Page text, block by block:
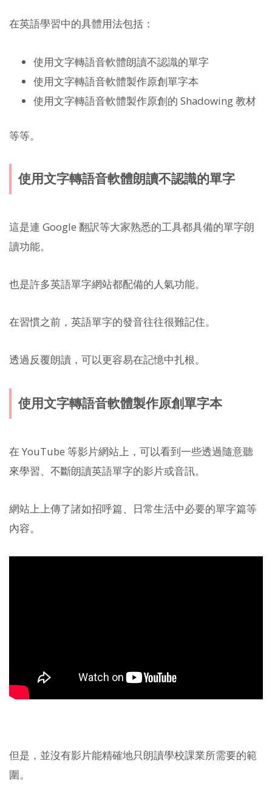
在英語學習中的具體用法包括：
使用文字轉語音軟體朗讀不認識的單字
使用文字轉語音軟體製作原創單字本
使用文字轉語音軟體製作原創的 Shadowing 教材
等等。
使用文字轉語音軟體朗讀不認識的單字
這是連 Google 翻訳等大家熟悉的工具都具備的單字朗
讀功能。
也是許多英語單字網站都配備的人氣功能。
在習慣之前，英語單字的發音往往很難記住。
透過反覆朗讀，可以更容易在記憶中扎根。
使用文字轉語音軟體製作原創單字本
在 YouTube 等影片網站上，可以看到一些透過隨意聽
來學習、不斷朗讀英語單字的影片或音訊。
網站上上傳了諸如招呼篇、日常生活中必要的單字篇等
內容。
但是，並沒有影片能精確地只朗讀學校課業所需要的範
圍。